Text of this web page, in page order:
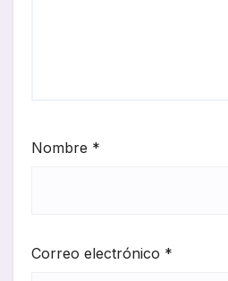
Nombre *
Correo electrónico *